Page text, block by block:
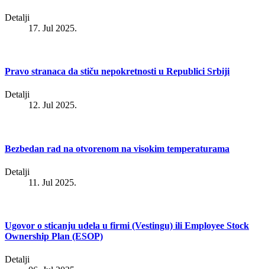
Detalji
17. Jul 2025.
Pravo stranaca da stiču nepokretnosti u Republici Srbiji
Detalji
12. Jul 2025.
Bezbedan rad na otvorenom na visokim temperaturama
Detalji
11. Jul 2025.
Ugovor o sticanju udela u firmi (Vestingu) ili Employee Stock
Ownership Plan (ESOP)
Detalji